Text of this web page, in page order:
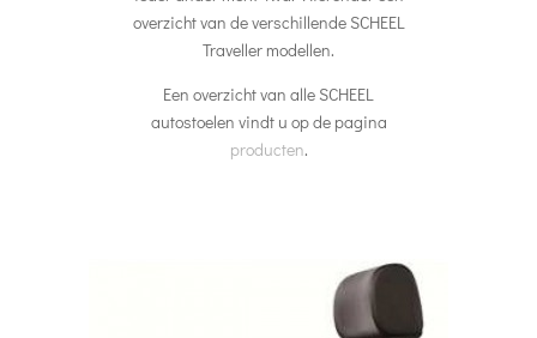
overzicht van de verschillende SCHEEL
Traveller modellen.
Een overzicht van alle SCHEEL
autostoelen vindt u op de pagina
producten.